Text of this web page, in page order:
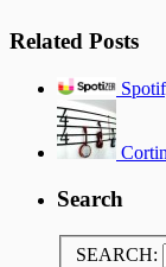
Related Posts
Search
SEARCH: